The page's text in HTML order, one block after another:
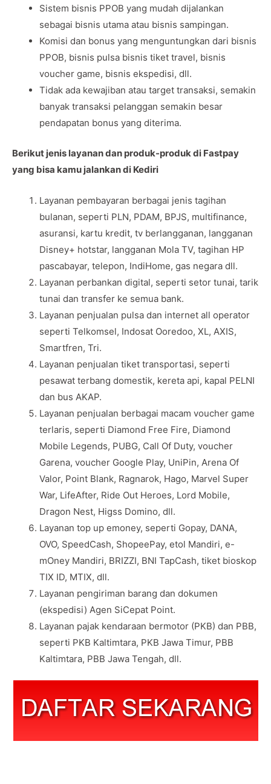
Sistem bisnis PPOB yang mudah dijalankan
sebagai bisnis utama atau bisnis sampingan.
Komisi dan bonus yang menguntungkan dari bisnis
PPOB, bisnis pulsa bisnis tiket travel, bisnis
voucher game, bisnis ekspedisi, dll.
Tidak ada kewajiban atau target transaksi, semakin
banyak transaksi pelanggan semakin besar
pendapatan bonus yang diterima.
Berikut jenis layanan dan produk-produk di Fastpay
yang bisa kamu jalankan di Kediri
Layanan pembayaran berbagai jenis tagihan
bulanan, seperti PLN, PDAM, BPJS, multifinance,
asuransi, kartu kredit, tv berlangganan, langganan
Disney+ hotstar, langganan Mola TV, tagihan HP
pascabayar, telepon, IndiHome, gas negara dll.
Layanan perbankan digital, seperti setor tunai, tarik
tunai dan transfer ke semua bank.
Layanan penjualan pulsa dan internet all operator
seperti Telkomsel, Indosat Ooredoo, XL, AXIS,
Smartfren, Tri.
Layanan penjualan tiket transportasi, seperti
pesawat terbang domestik, kereta api, kapal PELNI
dan bus AKAP.
Layanan penjualan berbagai macam voucher game
terlaris, seperti Diamond Free Fire, Diamond
Mobile Legends, PUBG, Call Of Duty, voucher
Garena, voucher Google Play, UniPin, Arena Of
Valor, Point Blank, Ragnarok, Hago, Marvel Super
War, LifeAfter, Ride Out Heroes, Lord Mobile,
Dragon Nest, Higss Domino, dll.
Layanan top up emoney, seperti Gopay, DANA,
OVO, SpeedCash, ShopeePay, etol Mandiri, e-
mOney Mandiri, BRIZZI, BNI TapCash, tiket bioskop
TIX ID, MTIX, dll.
Layanan pengiriman barang dan dokumen
(ekspedisi) Agen SiCepat Point.
Layanan pajak kendaraan bermotor (PKB) dan PBB,
seperti PKB Kaltimtara, PKB Jawa Timur, PBB
Kaltimtara, PBB Jawa Tengah, dll.